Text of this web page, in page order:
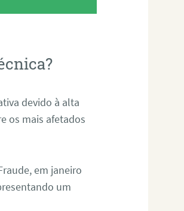
devido à alta
os mais afetados
em janeiro
um